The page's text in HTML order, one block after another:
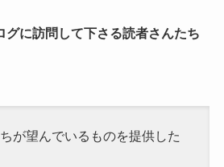
グに訪問して下さる読者さんたち
が望んでいるものを提供した